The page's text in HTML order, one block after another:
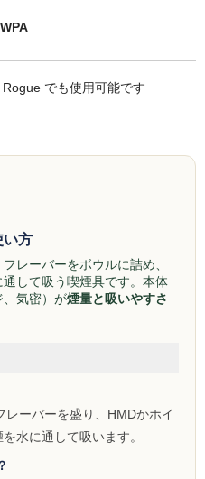
でも使用可能です
い方
レーバーをボウルに詰め、
して吸う喫煙具です。本体
、気密）が煙量と吸いやすさ
ーバーを盛り、HMDかホイ
水に通して吸います。